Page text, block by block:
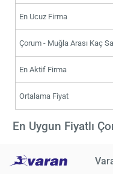
En Ucuz Firma
Çorum - Muğla Arası Kaç
En Aktif Firma
Ortalama Fiyat
En Uygun Fiyatlı